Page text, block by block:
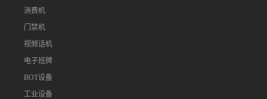
消费机
门禁机
视频话机
电子班牌
BOT设备
工业设备